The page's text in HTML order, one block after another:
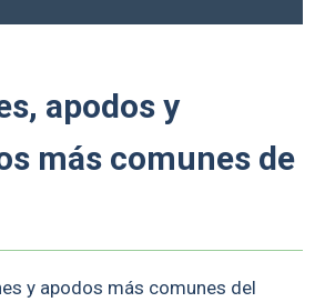
apodos y
más comunes de
y apodos más comunes del